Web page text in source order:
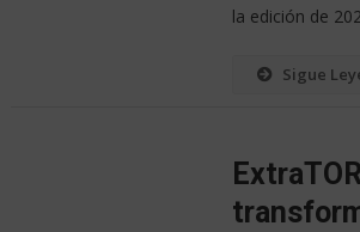
la edición de
Sigue